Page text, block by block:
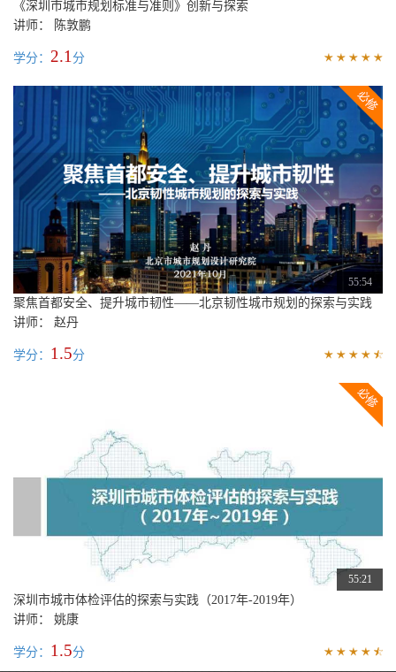
《深圳市城市规划标准与准则》创新与探索
讲师： 陈敦鹏
学分： 2.1 分
55:54
聚焦首都安全、提升城市韧性——北京韧性城市规划的探索与实践
讲师： 赵丹
学分： 1.5分
55:21
深圳市城市体检评估的探索与实践（2017年-2019年）
讲师： 姚康
学分： 1.5分